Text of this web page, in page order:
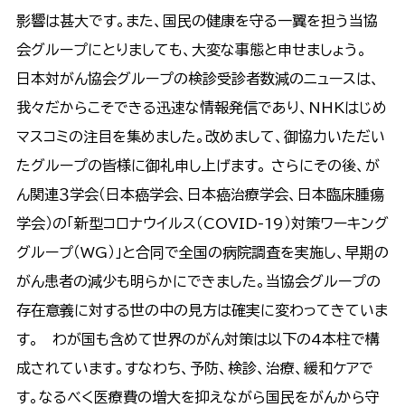
影響は甚大です。また、国民の健康を守る一翼を担う当協
会グループにとりましても、大変な事態と申せましょう。
日本対がん協会グループの検診受診者数減のニュースは、
我々だからこそできる迅速な情報発信であり、NHKはじめ
マスコミの注目を集めました。改めまして、御協力いただい
たグループの皆様に御礼申し上げます。 さらにその後、が
ん関連３学会（日本癌学会、日本癌治療学会、日本臨床腫瘍
学会）の「新型コロナウイルス（COVID-19）対策ワーキング
グループ（WG）」と合同で全国の病院調査を実施し、早期の
がん患者の減少も明らかにできました。当協会グループの
存在意義に対する世の中の見方は確実に変わってきていま
す。 わが国も含めて世界のがん対策は以下の4本柱で構
成されています。すなわち、予防、検診、治療、緩和ケアで
す。なるべく医療費の増大を抑えながら国民をがんから守